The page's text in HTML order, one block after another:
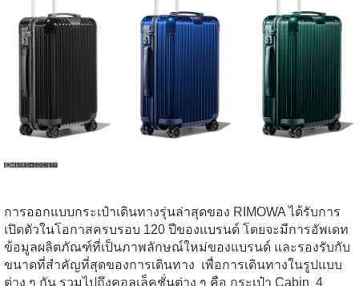
การออกแบบกระเป๋าเดินทางรุ่นล่าสุดของ RIMOWA ได้รับการ
เปิดตัวในโอกาสครบรอบ 120 ปีของแบรนด์ โดยจะมีการอัพเดท
ข้อมูลผลิตภัณฑ์ที่เป็นภาพลักษณ์ใหม่ของแบรนด์ และรองรับกับ
ขนาดที่สำคัญที่สุดของการเดินทาง เพื่อการเดินทางในรูปแบบ
ต่าง ๆ กัน รวมไปถึงคอลเล็คชั่นต่าง ๆ คือ กระเป๋า Cabin 4